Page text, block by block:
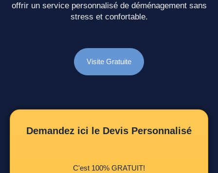
offrir un service personnalisé de déménagement sans
stress et confortable.
Visite Gratuite
Demandez ici le Devis Personnalisé
C'est 100% GRATUIT!